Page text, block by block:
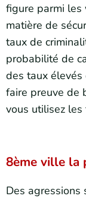
figure parmi les
matière de
taux de
probabilité de
des taux élevés
faire preuve de
vous utilisez les
8ème ville la
Des agressions